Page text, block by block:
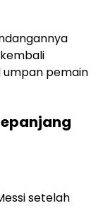
pemain
setelah